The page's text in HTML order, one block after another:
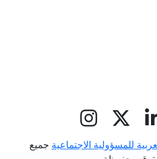
للمسؤولية الاجتماعية جميع